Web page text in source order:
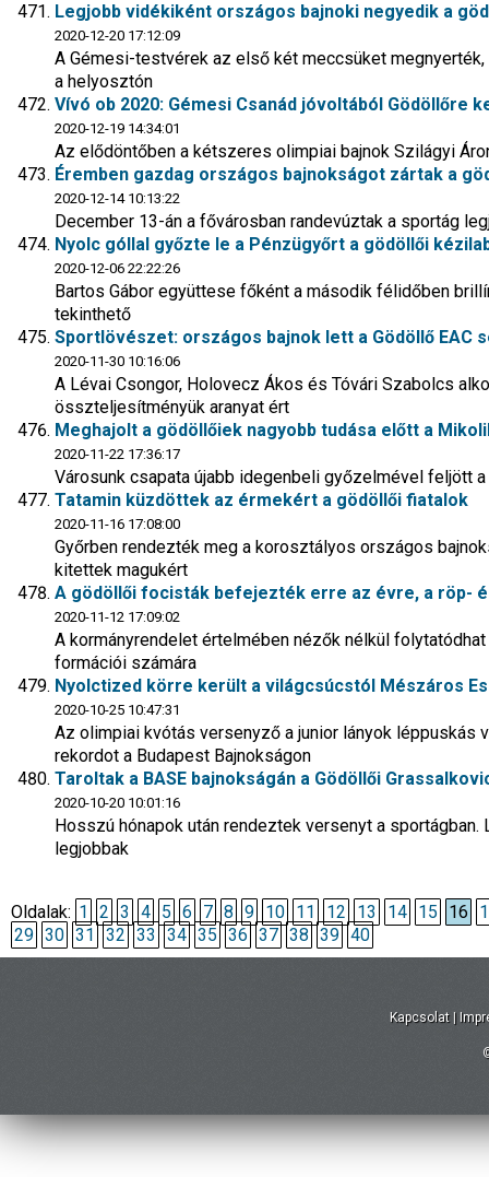
Legjobb vidékiként országos bajnoki negyedik a
2020-12-20 17:12:09
A Gémesi-testvérek az első két meccsüket
a helyosztón
Vívó ob 2020: Gémesi Csanád jóvoltából
2020-12-19 14:34:01
Az elődöntőben a kétszeres olimpiai bajnok Szilágyi
Éremben gazdag országos bajnokságot zártak a
2020-12-14 10:13:22
December 13-án a fővárosban randevúztak a sportág
Nyolc góllal győzte le a Pénzügyőrt a gödöllői
2020-12-06 22:22:26
Bartos Gábor együttese főként a második félidőben
tekinthető
Sportlövészet: országos bajnok lett a Gödöllő EAC
2020-11-30 10:16:06
A Lévai Csongor, Holovecz Ákos és Tóvári Szabolcs
összteljesítményük aranyat ért
Meghajolt a gödöllőiek nagyobb tudása előtt a
2020-11-22 17:36:17
Városunk csapata újabb idegenbeli győzelmével feljött
Tatamin küzdöttek az érmekért a gödöllői fiatalok
2020-11-16 17:08:00
Győrben rendezték meg a korosztályos országos
kitettek magukért
A gödöllői focisták befejezték erre az évre, a röp-
2020-11-12 17:09:02
A kormányrendelet értelmében nézők nélkül
formációi számára
Nyolctized körre került a világcsúcstól Mészáros
2020-10-25 10:47:31
Az olimpiai kvótás versenyző a junior lányok
rekordot a Budapest Bajnokságon
Taroltak a BASE bajnokságán a Gödöllői
2020-10-20 10:01:16
Hosszú hónapok után rendeztek versenyt a
legjobbak
Oldalak: 1 2 3 4 5 6 7 8 9 10 11 12 13 14 15 16
29 30 31 32 33 34 35 36 37 38 39 40
Kapcsolat |